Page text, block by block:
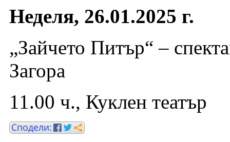
Неделя, 26.01.2025 г.
„Зайчето Питър“ –
Загора
11.00 ч., Куклен театър